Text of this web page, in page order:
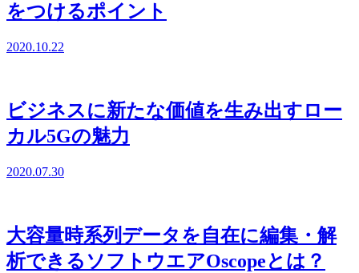
をつけるポイント
2020.10.22
ビジネスに新たな価値を生み出すロー
カル5Gの魅力
2020.07.30
大容量時系列データを自在に編集・解
析できるソフトウエアOscopeとは？